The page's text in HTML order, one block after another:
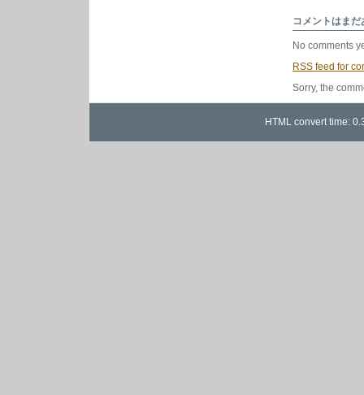
は
コメントはま
No comments
RSS feed for
Sorry, the
HTML convert time: